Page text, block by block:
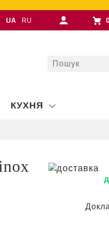
UA RU
КУХНЯ